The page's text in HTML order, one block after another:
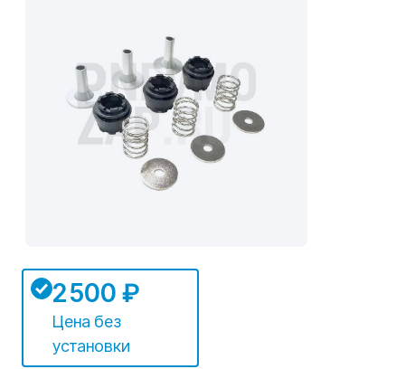
2 500 ₽
Цена без
установки